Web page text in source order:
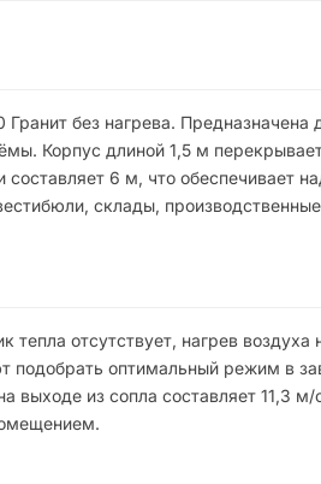
без нагрева.
Корпус длиной 1,5 м
6 м, что обеспечивает
склады,
отсутствует, нагрев
оптимальный режим в
из сопла составляет 11,3 м/